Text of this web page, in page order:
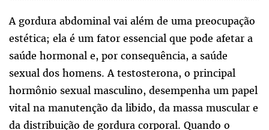
A gordura abdominal vai além de uma preocupação
estética; ela é um fator essencial que pode afetar a
saúde hormonal e, por consequência, a saúde
sexual dos homens. A testosterona, o principal
hormônio sexual masculino, desempenha um papel
vital na manutenção da libido, da massa muscular e
da distribuição de gordura corporal. Quando o